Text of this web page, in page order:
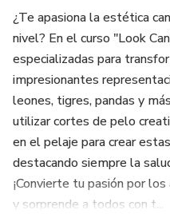
¿Te apasiona la estética
nivel? En el curso "Look
especializadas para
impresionantes
leones, tigres, pandas y
utilizar cortes de pelo
en el pelaje para crear
destacando siempre la
¡Convierte tu pasión por
y sorprende a todos con t...